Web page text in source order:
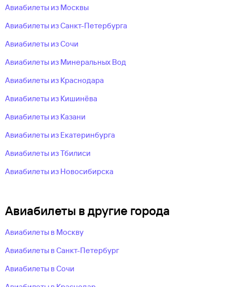
Авиабилеты из Москвы
Авиабилеты из Санкт-Петербурга
Авиабилеты из Сочи
Авиабилеты из Минеральных Вод
Авиабилеты из Краснодара
Авиабилеты из Кишинёва
Авиабилеты из Казани
Авиабилеты из Екатеринбурга
Авиабилеты из Тбилиси
Авиабилеты из Новосибирска
Авиабилеты в другие города
Авиабилеты в Москву
Авиабилеты в Санкт-Петербург
Авиабилеты в Сочи